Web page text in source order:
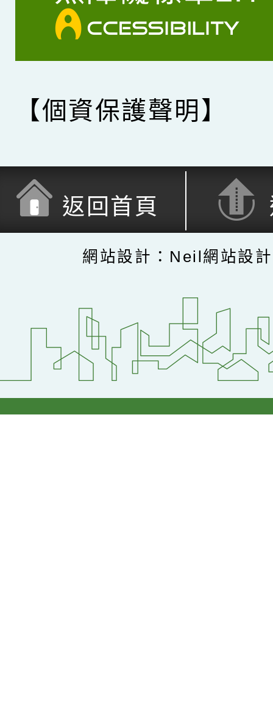
【個資保護聲明】
返回首頁
網站設計：Neil網站設